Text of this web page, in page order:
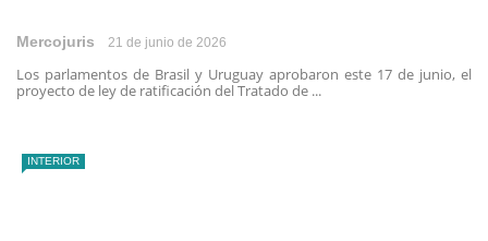
Mercojuris 21 de junio de 2026
Los parlamentos de Brasil y Uruguay aprobaron este 17 de junio, el
proyecto de ley de ratificación del Tratado de ...
INTERIOR